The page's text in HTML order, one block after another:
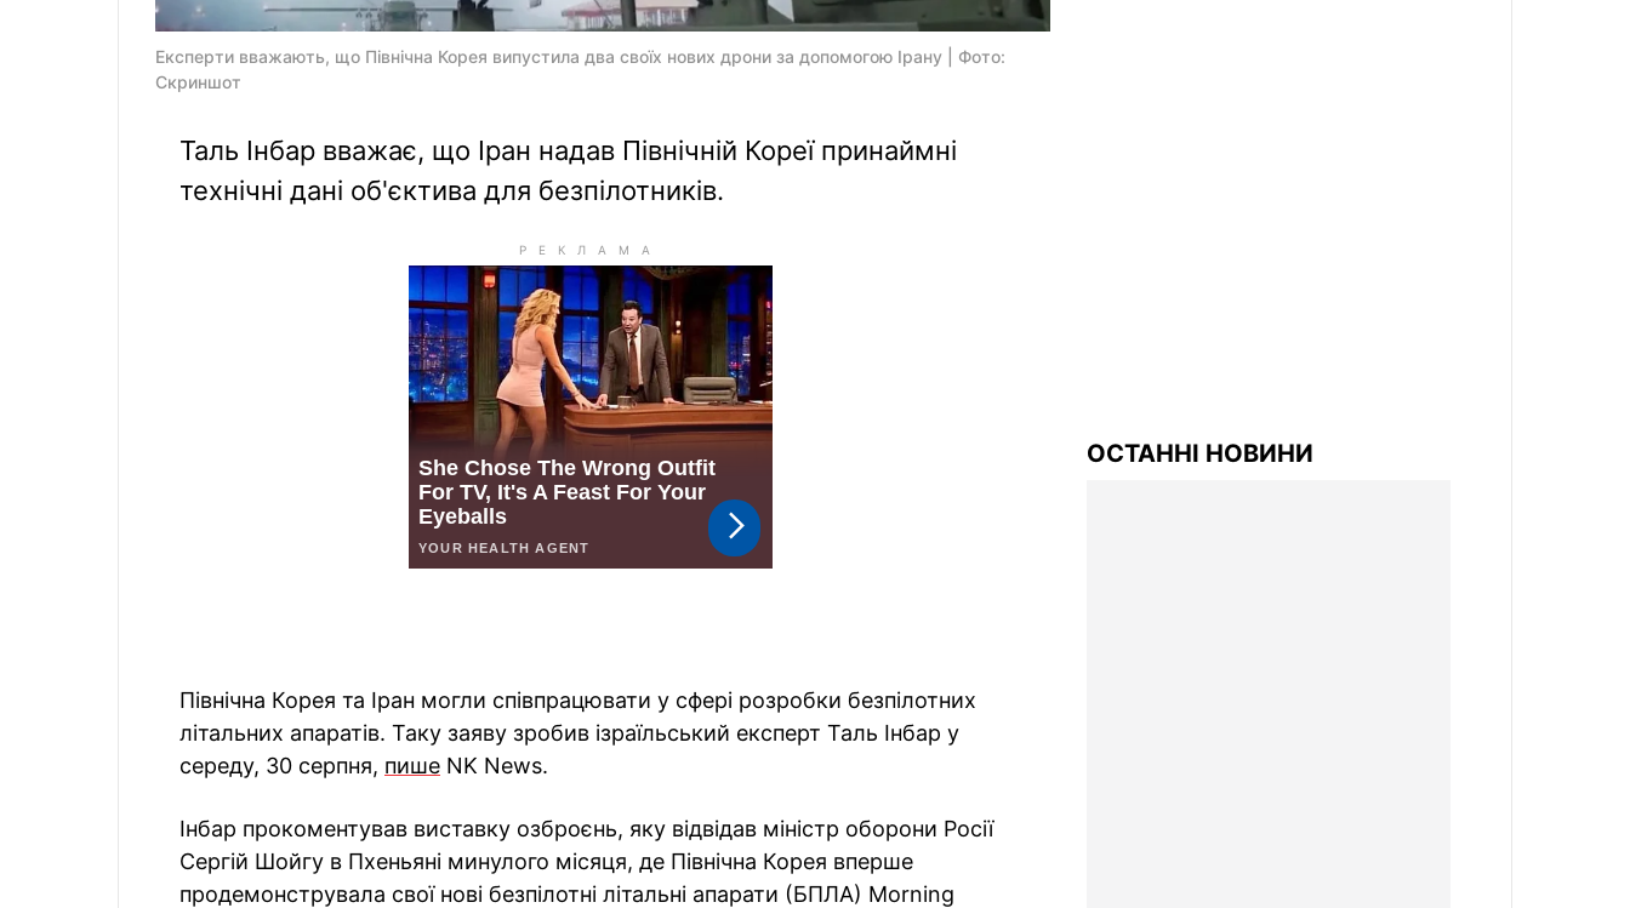
Експерти вважають, що Північна Корея випустила два своїх нових дрони за допомогою Ірану | Фото:
Скриншот
Таль Інбар вважає, що Іран надав Північній Кореї принаймні
технічні дані об'єктива для безпілотників.
Північна Корея та Іран могли співпрацювати у сфері розробки безпілотних
літальних апаратів. Таку заяву зробив ізраїльський експерт Таль Інбар у
середу, 30 серпня, пише NK News.
Інбар прокоментував виставку озброєнь, яку відвідав міністр оборони Росії
Сергій Шойгу в Пхеньяні минулого місяця, де Північна Корея вперше
продемонструвала свої нові безпілотні літальні апарати (БПЛА) Morning
ОСТАННІ НОВИНИ